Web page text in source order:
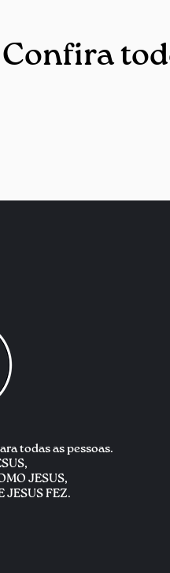
Confira
todas as pessoas.
JESUS,
JESUS FEZ.